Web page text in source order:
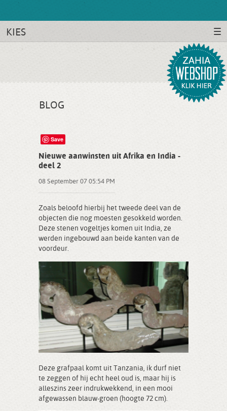
KIES
BLOG
Save
Nieuwe aanwinsten uit Afrika en India -
deel 2
08 September 07 05:54 PM
Zoals beloofd hierbij het tweede deel van de
objecten die nog moesten gesokkeld worden.
Deze stenen vogeltjes komen uit India, ze
werden ingebouwd aan beide kanten van de
voordeur.
Deze grafpaal komt uit Tanzania, ik durf niet
te zeggen of hij echt heel oud is, maar hij is
alleszins zeer indrukwekkend, in een mooi
afgewassen blauw-groen (hoogte 72 cm).